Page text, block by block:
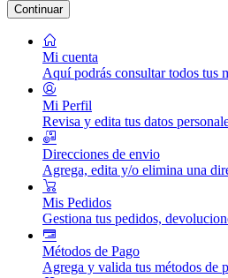
Continuar
Mi cuenta
Aquí podrás consultar todos tus
Mi Perfil
Revisa y edita tus datos
Direcciones de envio
Agrega, edita y/o elimina una
Mis Pedidos
Gestiona tus pedidos,
Métodos de Pago
Agrega y valida tus métodos de